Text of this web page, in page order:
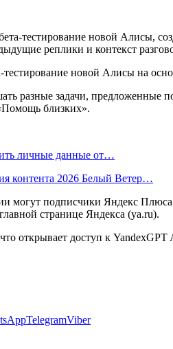
тестирование новой Алисы,
реплики и контекст
разные задачи, предложенные
близких».
личные данные от…
контента 2026 Белый Ветер…
могут подписчики Яндекс
странице Яндекса (ya.ru).
открывает доступ к YandexGPT
TelegramViber